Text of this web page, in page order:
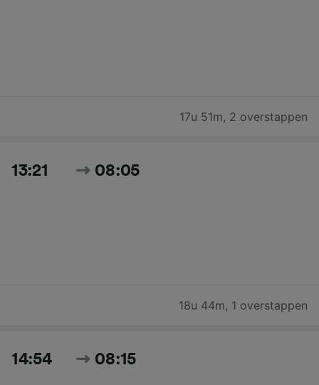
17u 51m, 2 overstappen
13:21 08:05
18u 44m, 1 overstappen
14:54 08:15